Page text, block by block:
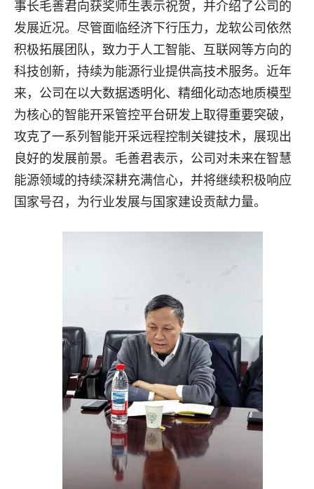
事长毛善君向获奖师生表示祝贺，并介绍了公司的
发展近况。尽管面临经济下行压力，龙软公司依然
积极拓展团队，致力于人工智能、互联网等方向的
科技创新，持续为能源行业提供高技术服务。近年
来，公司在以大数据透明化、精细化动态地质模型
为核心的智能开采管控平台研发上取得重要突破，
攻克了一系列智能开采远程控制关键技术，展现出
良好的发展前景。毛善君表示，公司对未来在智慧
能源领域的持续深耕充满信心，并将继续积极响应
国家号召，为行业发展与国家建设贡献力量。